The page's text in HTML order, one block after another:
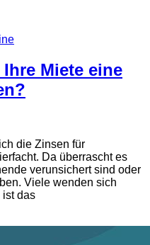
Miete eine
die Zinsen für
Da überrascht es
verunsichert sind oder
Viele wenden sich
ist das